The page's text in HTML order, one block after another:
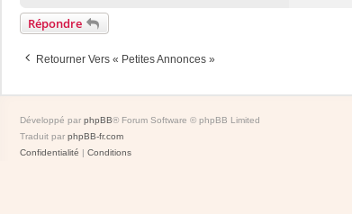
Répondre
Retourner Vers « Petites Annonces »
Développé par phpBB® Forum Software © phpBB Limited
Traduit par phpBB-fr.com
Confidentialité | Conditions